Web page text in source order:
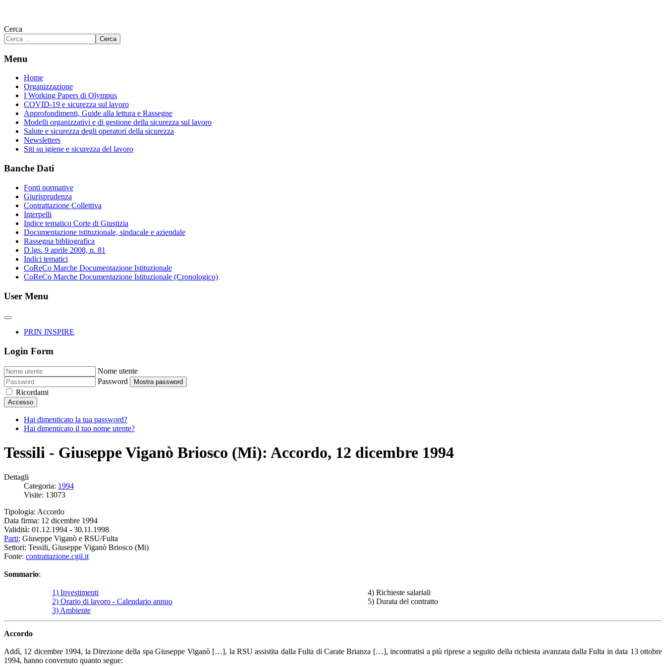
Cerca
Cerca
Menu
Home
Organizzazione
I Working Papers di Olympus
COVID-19 e sicurezza sul lavoro
Approfondimenti, Guide alla lettura e Rassegne
Modelli organizzativi e di gestione della sicurezza sul lavoro
Salute e sicurezza degli operatori della sicurezza
Newsletters
Siti su igiene e sicurezza del lavoro
Banche Dati
Fonti normative
Giurisprudenza
Contrattazione Collettiva
Interpelli
Indice tematico Corte di Giustizia
Documentazione istituzionale, sindacale e aziendale
Rassegna bibliografica
D.lgs. 9 aprile 2008, n. 81
Indici tematici
CoReCo Marche Documentazione Istituzionale
CoReCo Marche Documentazione Istituzionale (Cronologico)
User Menu
PRIN INSPIRE
Login Form
Nome utente
Password
Mostra password
Ricordami
Accesso
Hai dimenticato la tua password?
Hai dimenticato il tuo nome utente?
Tessili - Giuseppe Viganò Briosco (Mi): Accordo, 12 dicembre 1994
Dettagli
Categoria: 1994
Visite: 13073
Tipologia: Accordo
Data firma: 12 dicembre 1994
Validità: 01.12.1994 - 30.11.1998
Parti: Giuseppe Viganò e RSU/Fulta
Settori: Tessili, Giuseppe Viganò Briosco (Mi)
Fonte: contrattazione.cgil.it
Sommario:
1) Investimenti
2) Orario di lavoro - Calendario annuo
3) Ambiente
4) Richieste salariali
5) Durata del contratto
Accordo
Addì, 12 dicembre 1994, la Direzione della spa Giuseppe Viganò […], la RSU assistita dalla Fulta di Carate Brianza […], incontratisi a più riprese a seguito della richiesta avanzata dalla Fulta in data 13 ottobre
1994, hanno convenuto quanto segue: